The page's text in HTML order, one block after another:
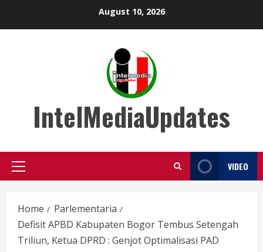
August 10, 2026
IntelMediaUpdates
Primary
VIDEO
Home
Parlementaria
Defisit APBD Kabupaten Bogor Tembus Setengah
Triliun, Ketua DPRD : Genjot Optimalisasi PAD